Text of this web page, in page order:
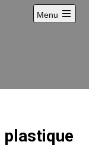
Menu
plastique